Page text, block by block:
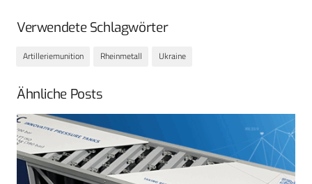
Verwendete Schlagwörter
Artilleriemunition Rheinmetall Ukraine
Ähnliche Posts